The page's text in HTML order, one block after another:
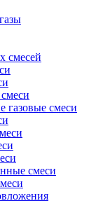
смесей
газовые смеси
смеси